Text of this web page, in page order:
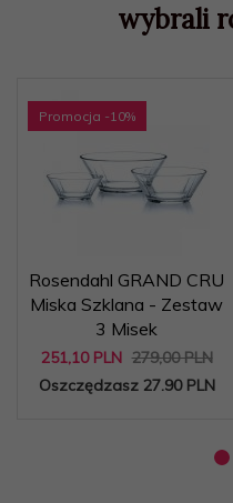
wybrali
Promocja -10%
Rosendahl GRAND CRU
Miska Szklana - Zestaw
3 Misek
251,10 PLN 279,00 PLN
Oszczędzasz 27.90 PLN